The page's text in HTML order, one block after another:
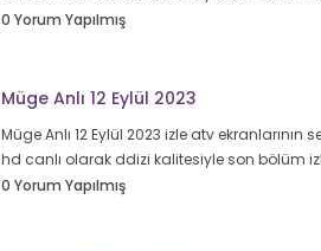
0 Yorum Yapılmış
Müge Anlı 12 Eylül 2023
Müge Anlı 12 Eylül 2023 izle atv ekranlarının
hd canlı olarak ddizi kalitesiyle son bölüm
0 Yorum Yapılmış